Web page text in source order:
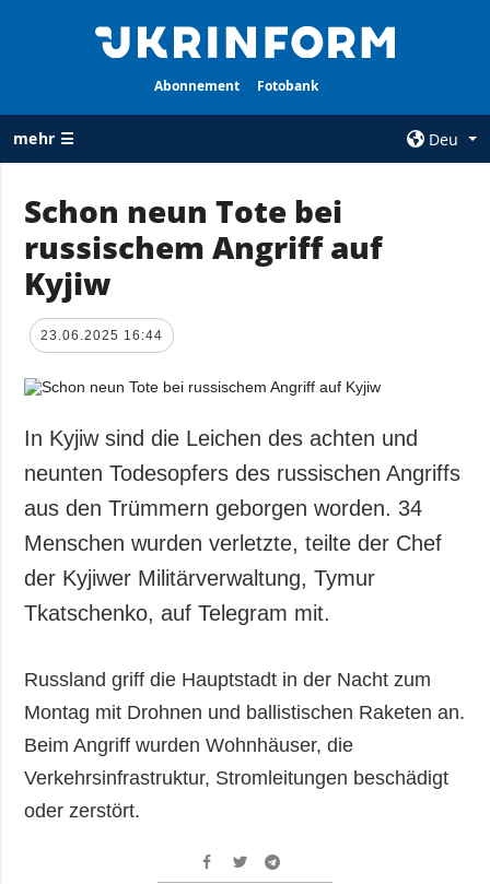
Abonnement Fotobank
mehr ☰
Deu
ALLE
RUBRIKEN
Krieg
Wiederaufbau
Politik
Wirtschaft
Militär
Gesellschaft und
Kriminalität
Notstand und
AGENTUR
Politik zur
und zum Schutz
personenbezogener
Daten
ZUSÄTZLICH
Veröffentlichungen
Interview
Fotos
LEISTUNGEN
Abonnement
Fotobank
Schon neun Tote bei
russischem Angriff auf
Kyjiw
23.06.2025 16:44
In Kyjiw sind die Leichen des achten und
neunten Todesopfers des russischen Angriffs
aus den Trümmern geborgen worden. 34
Menschen wurden verletzte, teilte der Chef
der Kyjiwer Militärverwaltung, Tymur
Tkatschenko, auf Telegram mit.
Russland griff die Hauptstadt in der Nacht zum
Montag mit Drohnen und ballistischen Raketen an.
Beim Angriff wurden Wohnhäuser, die
Verkehrsinfrastruktur, Stromleitungen beschädigt
oder zerstört.